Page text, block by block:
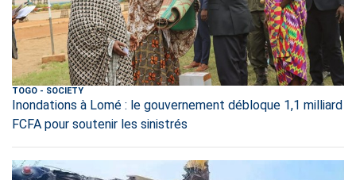
TOGO - SOCIETY
Inondations à Lomé : le gouvernement débloque 1,1 milliard
FCFA pour soutenir les sinistrés